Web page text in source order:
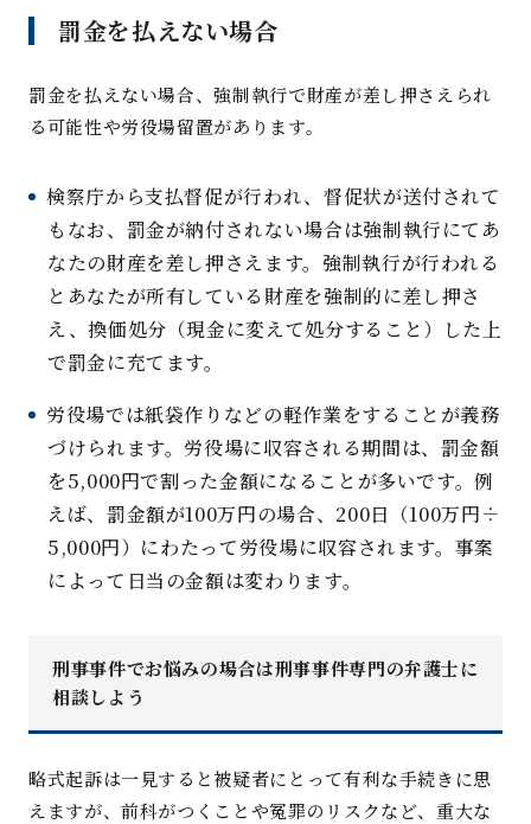
罰金を払えない場合
罰金を払えない場合、強制執行で財産が差し押さえられ
る可能性や労役場留置があります。
検察庁から支払督促が行われ、督促状が送付されて
もなお、罰金が納付されない場合は強制執行にてあ
なたの財産を差し押さえます。強制執行が行われる
とあなたが所有している財産を強制的に差し押さ
え、換価処分（現金に変えて処分すること）した上
で罰金に充てます。
労役場では紙袋作りなどの軽作業をすることが義務
づけられます。労役場に収容される期間は、罰金額
を5,000円で割った金額になることが多いです。例
えば、罰金額が100万円の場合、 200日（100万円÷
5,000円）にわたって労役場に収容されます。 事案
によって日当の金額は変わります。
刑事事件でお悩みの場合は刑事事件専門の弁護士に
相談しよ う
略式起訴は一見すると被疑者にとって有利な手続きに思
えますが、前科がつくことや冤罪のリスクなど、重大な